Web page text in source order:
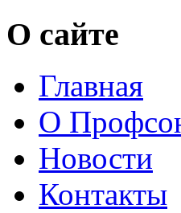
О сайте
Главная
О
Новости
Контакты